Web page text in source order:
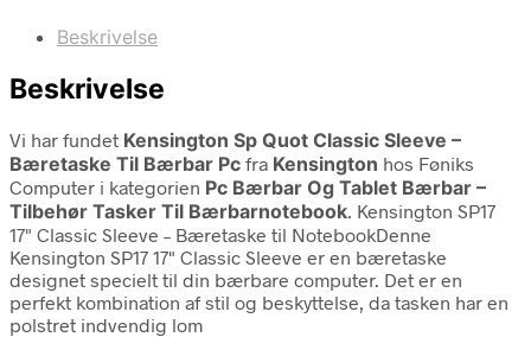
Beskrivelse
Beskrivelse
Vi har fundet Kensington Sp Quot Classic Sleeve –
Bæretaske Til Bærbar Pc fra Kensington hos Føniks
Computer i kategorien Pc Bærbar Og Tablet Bærbar –
Tilbehør Tasker Til Bærbarnotebook. Kensington SP17
17" Classic Sleeve – Bæretaske til NotebookDenne
Kensington SP17 17" Classic Sleeve er en bæretaske
designet specielt til din bærbare computer. Det er en
perfekt kombination af stil og beskyttelse, da tasken har en
polstret indvendig lom